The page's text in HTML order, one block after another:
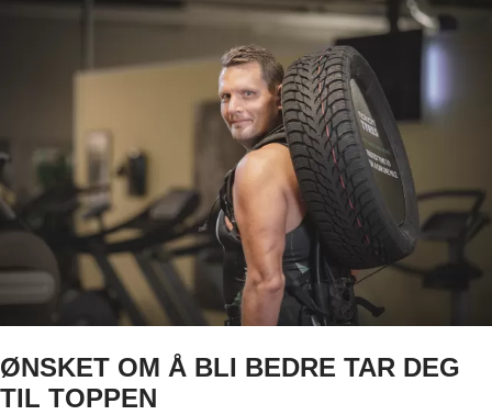
ØNSKET OM Å BLI BEDRE TAR DEG
TIL TOPPEN